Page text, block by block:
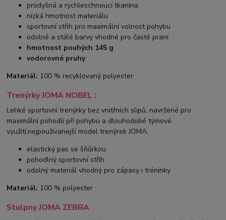
prodyšná a rychleschnoucí tkanina
nízká hmotnost materiálu
sportovní střih pro maximální volnost pohybu
odolné a stálé barvy vhodné pro časté praní
hmotnost pouhých 145 g
vodorovné pruhy
Materiál: 100 % recyklovaný polyester
Trenýrky JOMA NOBEL :
Lehké sportovní trenýrky bez vnitřních slipů, navržené pro
maximální pohodlí při pohybu a dlouhodobé týmové
využití.nejpoužívanejší model trenýrek JOMA.
elastický pas se šňůrkou
pohodlný sportovní střih
odolný materiál vhodný pro zápasy i tréninky
Materiál: 100 % polyester
Stulpny JOMA ZEBRA